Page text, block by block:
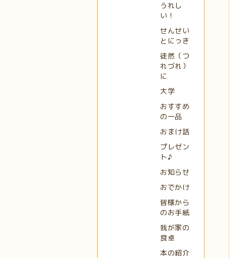
うれし
い！
せんせい
とにっき
徒然（つ
れづれ）
に
大学
おすすめ
の一品
おまけ話
プレゼン
ト♪
お知らせ
おでかけ
皆様から
のお手紙
我が家の
食卓
本の紹介